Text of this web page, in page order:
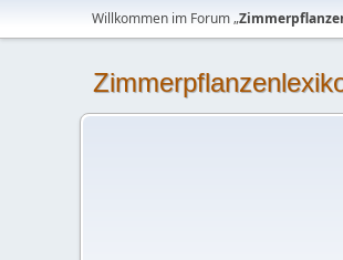
Willkommen im Forum „